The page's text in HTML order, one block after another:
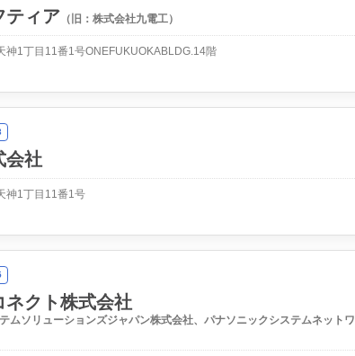
ティア （旧：株式会社九電工）
神1丁目11番1号ONEFUKUOKABLDG.14階
会社
神1丁目11番1号
ネクト株式会社
ムソリューションズジャパン株式会社、パナソニックシステムネットワ